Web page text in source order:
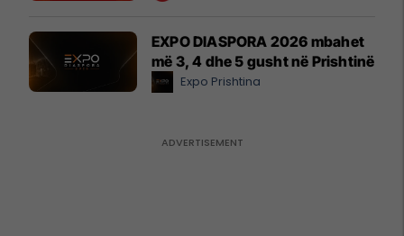
EXPO DIASPORA 2026 mbahet
më 3, 4 dhe 5 gusht në Prishtinë
Expo Prishtina